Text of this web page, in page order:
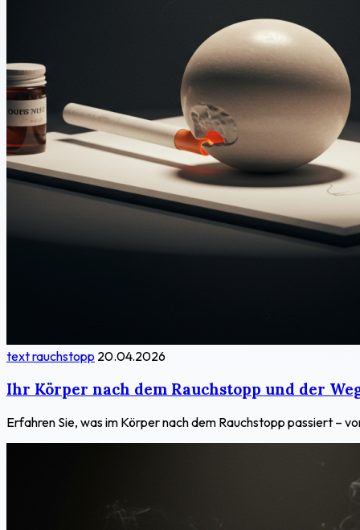
text rauchstopp 20.04.2026
Ihr Körper nach dem Rauchstopp und der
Erfahren Sie, was im Körper nach dem Rauchstopp passiert –